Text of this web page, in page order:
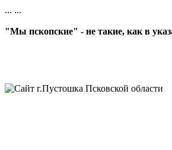
... ...
"Мы пскопские" - не такие, как в